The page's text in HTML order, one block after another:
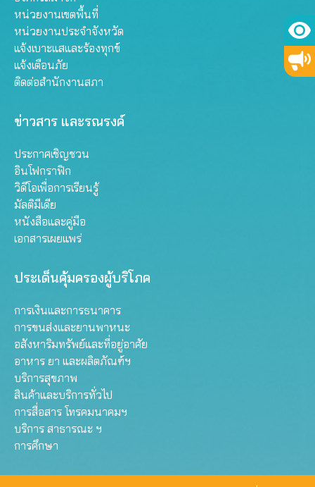
หน่วยงานเขตพื้นที่
หน่วยงานประจำจังหวัด
แจ้งเบาะแสและร้องทุกข์
แจ้งเตือนภัย
ติดต่อสำนักงานสภา
ข่าวสาร และรณรงค์
ประกาศเชิญชวน
อินโฟกราฟิก
วิดีโอเพื่อการเรียนรู้
มัลติมีเดีย
หนังสือและคู่มือ
เอกสารเผยแพร่
ประเด็นคุ้มครองผู้บริโภค
การเงินและการธนาคาร
การขนส่งและยานพาหนะ
อสังหาริมทรัพย์และที่อยู่อาศัย
อาหาร ยา และผลิตภัณฑ์ฯ
บริการสุขภาพ
สินค้าและบริการทั่วไป
การสื่อสาร โทรคมนาคมฯ
บริการ สาธารณะ ฯ
การศึกษา